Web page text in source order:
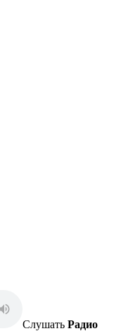
Слушать Радио